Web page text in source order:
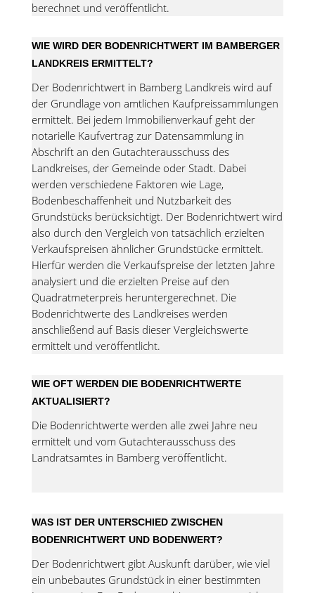
berechnet und veröffentlicht.
WIE WIRD DER BODENRICHTWERT IM BAMBERGER
LANDKREIS ERMITTELT?
Der Bodenrichtwert in Bamberg Landkreis wird auf
der Grundlage von amtlichen Kaufpreissammlungen
ermittelt. Bei jedem Immobilienverkauf geht der
notarielle Kaufvertrag zur Datensammlung in
Abschrift an den Gutachterausschuss des
Landkreises, der Gemeinde oder Stadt. Dabei
werden verschiedene Faktoren wie Lage,
Bodenbeschaffenheit und Nutzbarkeit des
Grundstücks berücksichtigt. Der Bodenrichtwert wird
also durch den Vergleich von tatsächlich erzielten
Verkaufspreisen ähnlicher Grundstücke ermittelt.
Hierfür werden die Verkaufspreise der letzten Jahre
analysiert und die erzielten Preise auf den
Quadratmeterpreis heruntergerechnet. Die
Bodenrichtwerte des Landkreises werden
anschließend auf Basis dieser Vergleichswerte
ermittelt und veröffentlicht.
WIE OFT WERDEN DIE BODENRICHTWERTE
AKTUALISIERT?
Die Bodenrichtwerte werden alle zwei Jahre neu
ermittelt und vom Gutachterausschuss des
Landratsamtes in Bamberg veröffentlicht.
WAS IST DER UNTERSCHIED ZWISCHEN
BODENRICHTWERT UND BODENWERT?
Der Bodenrichtwert gibt Auskunft darüber, wie viel
ein unbebautes Grundstück in einer bestimmten